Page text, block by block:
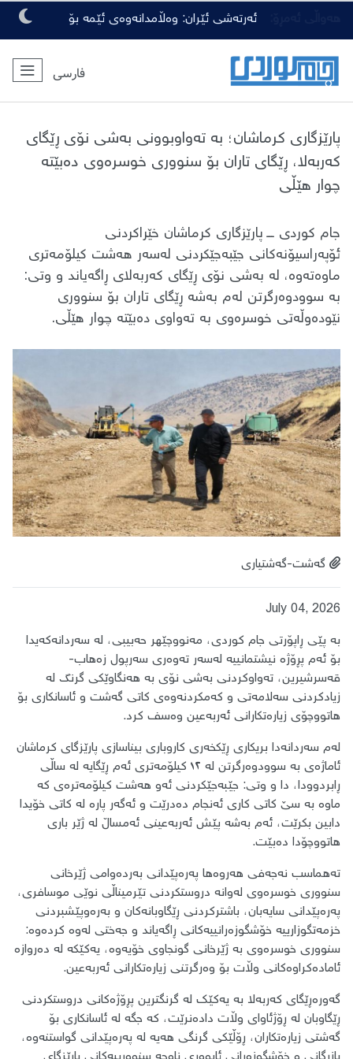
ئەرتەشی ئێران: وەڵامدانەوەی ئێمە بۆ
هەرچەشنە دەستدرێژیەکی دوژمنان، توندتر
و کەمەرشکێنتر دەبێت
فارسی
پارێزگاری کرماشان؛ بە تەواوبوونی بەشی نۆی ڕێگای
کەربەلا، ڕێگای تاران بۆ سنووری خوسرەوی دەبێتە
چوار هێڵی
جام کوردی ـــ پارێزگاری کرماشان خێراکردنی
ئۆپەراسیۆنەکانی جێبەجێکردنی لەسەر هەشت کیلۆمەتری
ماوەتەوە، لە بەشی نۆی ڕێگای کەربەلای ڕاگەیاند و وتی:
بە سوودوەرگرتن لەم بەشە ڕێگای تاران بۆ سنووری
نێودەوڵەتی خوسرەوی بە تەواوی دەبێتە چوار هێڵی.
گەشت-گەشتیاری
July 04, 2026
بە پێی ڕاپۆرتی جام کوردی، مەنووچێهر حەبیبی، لە سەردانەکەیدا
بۆ ئەم پڕۆژە نیشتمانییە لەسەر تەوەری سەرپول زەهاب-
قەسرشیرین، تەواوکردنی بەشی نۆی بە هەنگاوێکی گرنگ لە
زیادکردنی سەلامەتی و کەمکردنەوەی کاتی گەشت و ئاسانکاری بۆ
هاتووچۆی زیارەتکارانی ئەربەعین وەسف کرد.
لەم سەردانەدا بریکاری ڕێکخەری کاروباری بیناسازی پارێزگای کرماشان
ئاماژەی بە سوودوەرگرتن لە ١٢ کیلۆمەتری ئەم ڕێگایە لە ساڵی
ڕابردوودا، دا و وتی: جێبەجێکردنی ئەو هەشت کیلۆمەترەی کە
ماوە بە سێ کاتی کاری ئەنجام دەدرێت و ئەگەر پارە لە کاتی خۆیدا
دابین بکرێت، ئەم بەشە پێش ئەربەعینی ئەمساڵ لە ژێر باری
هاتووچۆدا دەبێت.
تەهماسب نەجەفی هەروەها پەرەپێدانی بەردەوامی ژێرخانی
سنووری خوسرەوی لەوانە دروستکردنی تێرمیناڵی نوێی موسافری،
پەرەپێدانی سایەبان، باشترکردنی ڕێگاوبانەکان و بەرەوپێشبردنی
خزمەتگوزارییە خۆشگوزەرانییەکانی ڕاگەیاند و جەختی لەوە کردەوە:
سنووری خوسرەوی بە ژێرخانی گونجاوی خۆیەوە، یەکێکە لە دەروازە
ئامادەکراوەکانی وڵات بۆ وەرگرتنی زیارەتکارانی ئەربەعین.
گەورەڕێگای کەربەلا بە یەکێک لە گرنگترین پڕۆژەکانی دروستکردنی
ڕێگاوبان لە ڕۆژئاوای وڵات دادەنرێت، کە جگە لە ئاسانکاری بۆ
گەشتی زیارەتکاران، ڕۆڵێکی گرنگی هەیە لە پەرەپێدانی گواستنەوە،